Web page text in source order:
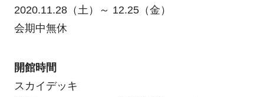
2020.11.28（土）～ 12.25（金）
会期中無休
開館時間
スカイデッキ